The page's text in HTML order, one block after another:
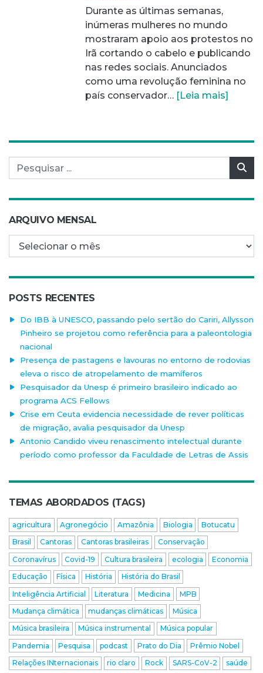
Durante as últimas semanas,
inúmeras mulheres no mundo
mostraram apoio aos protestos no
Irã cortando o cabelo e publicando
nas redes sociais. Anunciados
como uma revolução feminina no
país conservador… [Leia mais]
Pesquisar por:
ARQUIVO MENSAL
Arquivo mensal
POSTS RECENTES
Do IBB à UNESCO, passando pelo sertão do Cariri, Allysson
Pinheiro se projetou como referência para a paleontologia
nacional
Presença de pastagens e lavouras no entorno de rodovias
eleva o risco de atropelamento de mamíferos
Pesquisador da Unesp é primeiro brasileiro indicado ao
programa ACS Fellows
Crise em Ceuta evidencia necessidade de rever políticas
de migração, avalia pesquisador da Unesp
Antonio Candido viveu renascimento intelectual durante
período como professor da Faculdade de Letras de Assis
TEMAS ABORDADOS (TAGS)
agricultura Agronegócio Amazônia Biologia
Botucatu
Brasil
Cantoras Cantoras brasileiras
Conservação
Coronavírus
Covid-19 Cultura brasileira ecologia
Economia
Educação
Física História
História do Brasil
Inteligência Artificial
Literatura Medicina
MPB
Mudança climática
mudanças climáticas
Música
Música brasileira
Música instrumental
Música popular
Pandemia
Pesquisa podcast Prato do Dia
Prêmio Nobel
Relações INternacionais
rio claro Rock SARS-CoV-2
saúde